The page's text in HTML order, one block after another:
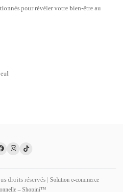
pour révéler votre bien-être au
droits réservés | Solution e-commerce
– Shopini™